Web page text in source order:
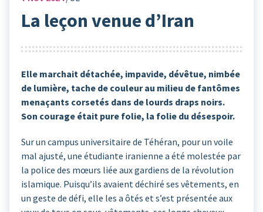
La leçon venue d’Iran
Elle marchait détachée, impavide, dévêtue, nimbée
de lumière, tache de couleur au milieu de fantômes
menaçants corsetés dans de lourds draps noirs.
Son courage était pure folie, la folie du désespoir.
Sur un campus universitaire de Téhéran, pour un voile
mal ajusté, une étudiante iranienne a été molestée par
la police des mœurs liée aux gardiens de la révolution
islamique. Puisqu’ils avaient déchiré ses vêtements, en
un geste de défi, elle les a ôtés et s’est présentée aux